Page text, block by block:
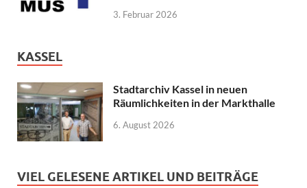
3. Februar 2026
KASSEL
Stadtarchiv Kassel in neuen
Räumlichkeiten in der Markthalle
6. August 2026
VIEL GELESENE ARTIKEL UND BEITRÄGE